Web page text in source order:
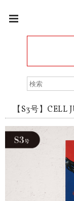
【S3号】CELL